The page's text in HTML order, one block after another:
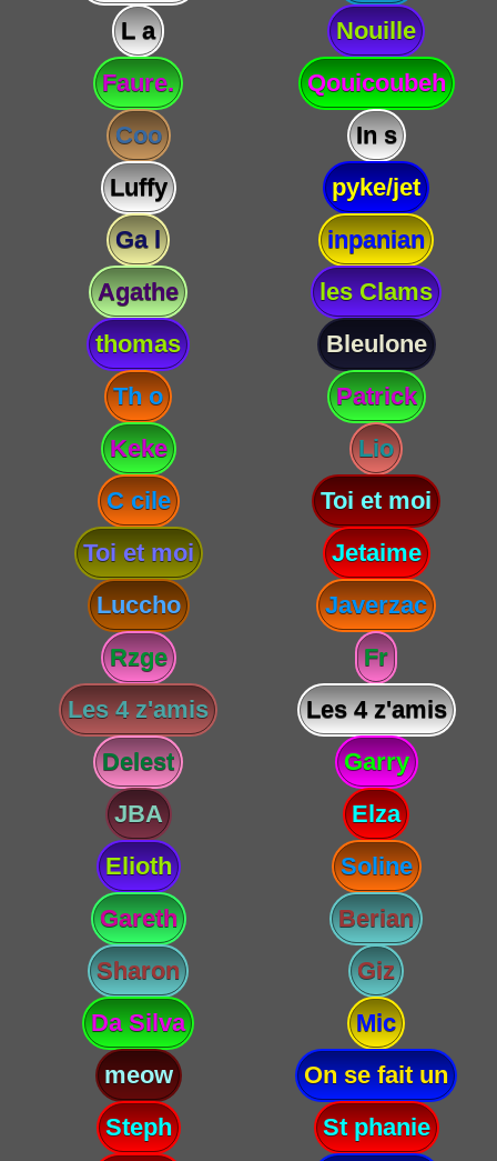
L a
Nouille
Faure.
Qouicoubeh
Coo
In s
Luffy
pyke/jet
Ga l
inpanian
Agathe
les Clams
thomas
Bleulone
Th o
Patrick
Keke
Lio
C cile
Toi et moi
Toi et moi
Jetaime
Luccho
Javerzac
Rzge
Fr
Les 4 z'amis
Les 4 z'amis
Delest
Garry
JBA
Elza
Elioth
Soline
Gareth
Berian
Sharon
Giz
Da Silva
Mic
meow
On se fait un
Steph
St phanie